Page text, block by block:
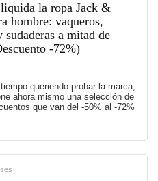
la ropa Jack &
hombre: vaqueros,
sudaderas a mitad de
-72%)
queriendo probar la marca,
ahora mismo una selección de
que van del -50% al -72%